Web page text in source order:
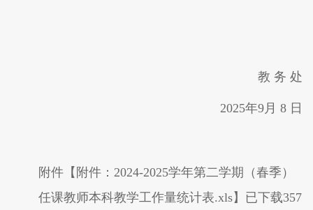
教 务 处
2025年9 月 8 日
附件【 附件：2024-2025学年第二学期（春季）
任课教师本科教学工作量统计表.xls】已下载357